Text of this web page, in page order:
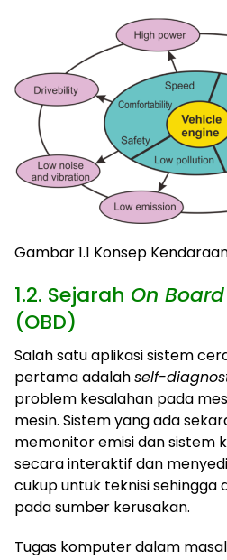
Gambar 1.1 Konsep
1.2. Sejarah On
(OBD)
Salah satu aplikasi sistem
pertama adalahself-
problem kesalahan pada
mesin. Sistem yang ada
memonitor emisi dan sistem
secara interaktif dan
cukup untuk teknisi
pada sumber kerusakan.
Tugas komputer dalam